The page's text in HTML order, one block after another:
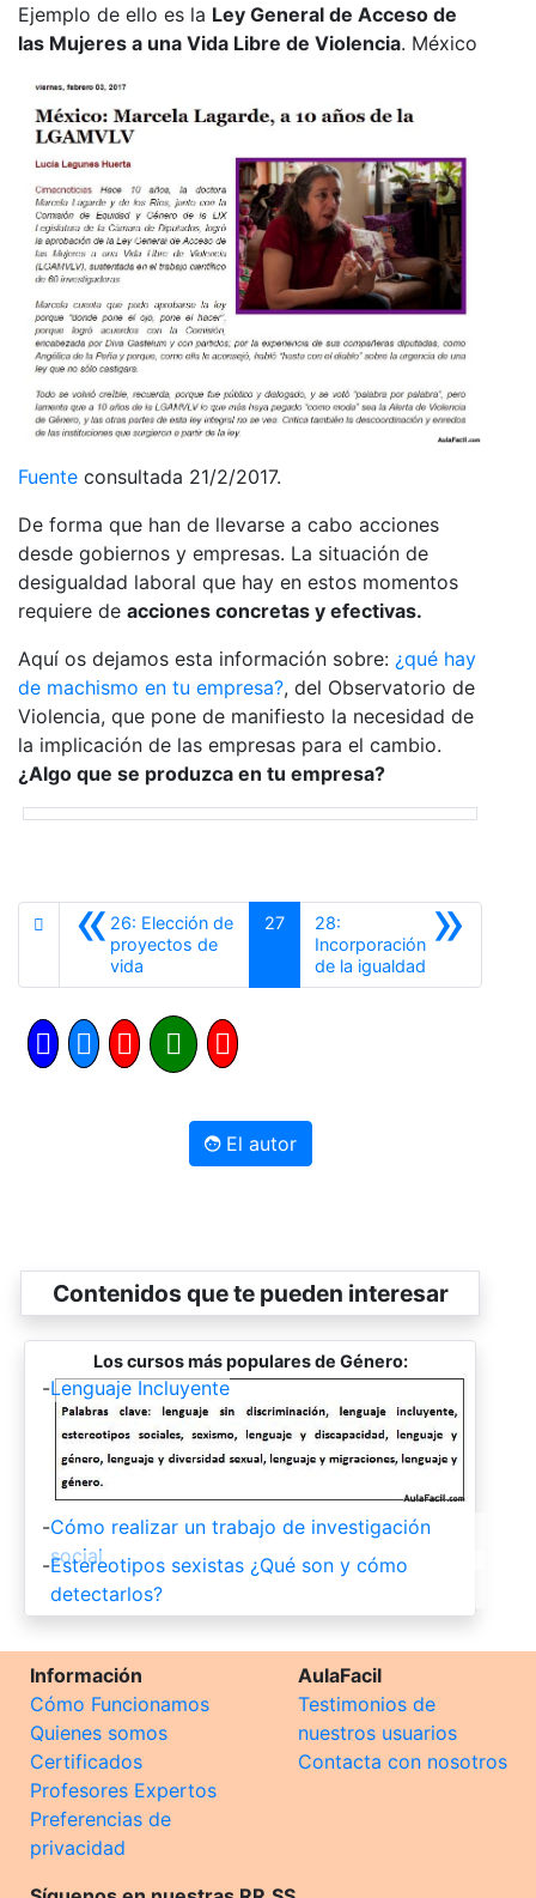
Ejemplo de ello es la Ley General de Acceso de
las Mujeres a una Vida Libre de Violencia. México
Fuente consultada 21/2/2017.
De forma que han de llevarse a cabo acciones
desde gobiernos y empresas. La situación de
desigualdad laboral que hay en estos momentos
requiere de acciones concretas y efectivas.
Aquí os dejamos esta información sobre: ¿qué hay
de machismo en tu empresa?, del Observatorio de
Violencia, que pone de manifiesto la necesidad de
la implicación de las empresas para el cambio.
¿Algo que se produzca en tu empresa?
«26: Elección de
proyectos de
vida
27 »
28:
Incorporación
de la igualdad
El autor
Contenidos que te pueden interesar
Los cursos más populares de Género:
-Lenguaje Incluyente
-Cómo realizar un trabajo de investigación
social
-Estereotipos sexistas ¿Qué son y cómo
detectarlos?
Información
Cómo Funcionamos
Quienes somos
Certificados
Profesores Expertos
Preferencias de
privacidad
AulaFacil
Testimonios de
nuestros usuarios
Contacta con nosotros